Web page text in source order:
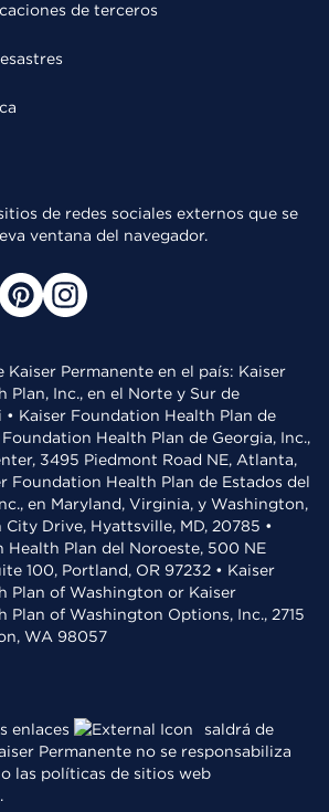
de terceros
de redes sociales externos que se
ventana del navegador.
Kaiser Permanente en el país: Kaiser
Plan, Inc., en el Norte y Sur de
• Kaiser Foundation Health Plan de
Health Plan de Georgia, Inc.,
3495 Piedmont Road NE, Atlanta,
Foundation Health Plan de Estados del
en Maryland, Virginia, y Washington,
City Drive, Hyattsville, MD, 20785 •
Health Plan del Noroeste, 500 NE
100, Portland, OR 97232 • Kaiser
Plan of Washington or Kaiser
Plan of Washington Options, Inc., 2715
WA 98057
enlaces
saldrá de
Permanente no se responsabiliza
las políticas de sitios web
.